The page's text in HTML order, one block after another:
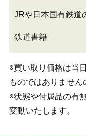
JRや日本国有鉄道
鉄道書籍
※買い取り価格は当
ものではありません
※状態や付属品の有
変動いたします。